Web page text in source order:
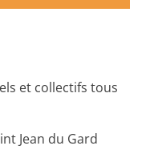
et collectifs tous
Jean du Gard